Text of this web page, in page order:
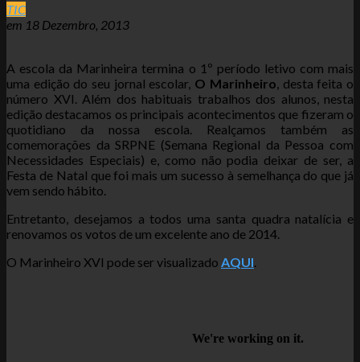
TIC
em 18 Dezembro, 2013
A escola da Marinheira termina o 1º período letivo com mais
uma edição do seu jornal escolar, O Marinheiro , desta feita o
número XVI. Além dos habituais trabalhos dos alunos, nesta
edição destacamos os principais acontecimentos que fizeram o
quotidiano da nossa escola. Realçamos também as
comemorações da SRPNE (Semana Regional da Pessoa com
Necessidades Especiais) e, como não podia deixar de ser, a
Festa de Natal que foi mais um sucesso à semelhança do que já
vem sendo hábito.
Entretanto, desejamos a todos uma santa quadra natalícia e
renovamos os votos de um excelente ano de 2014.
O Marinheiro XVI pode ser visualizado AQUI